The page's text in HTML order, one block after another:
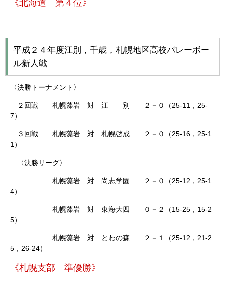
《北海道 第４位》
平成２４年度江別，千歳，札幌地区高校バレーボー
ル新人戦
〈決勝トーナメント〉
２回戦 札幌藻岩 対 江 別 ２－０（25-11，25-
7）
３回戦 札幌藻岩 対 札幌啓成 ２－０（25-16，25-1
1）
〈決勝リーグ〉
札幌藻岩 対 尚志学園 ２－０（25-12，25-1
4）
札幌藻岩 対 東海大四 ０－２（15-25，15-2
5）
札幌藻岩 対 とわの森 ２－１（25-12，21-2
5，26-24）
《札幌支部 準優勝》